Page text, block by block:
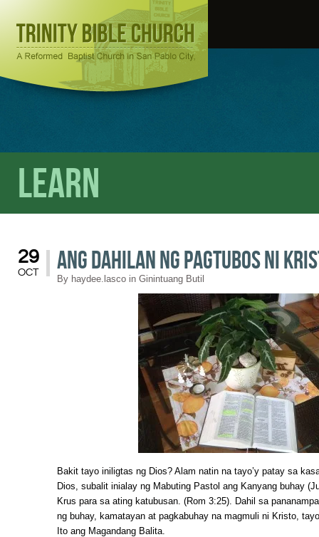
Learn
29
OCT Ang Dahilan Ng Pagtubos ni
By haydee.lasco in Ginintuang Butil
Bakit tayo iniligtas ng Dios? Alam natin na tayo’y patay sa
Dios, subalit inialay ng Mabuting Pastol ang Kanyang buhay
Krus para sa ating katubusan. (Rom 3:25). Dahil sa
ng buhay, kamatayan at pagkabuhay na magmuli ni Kristo,
Ito ang Magandang Balita.